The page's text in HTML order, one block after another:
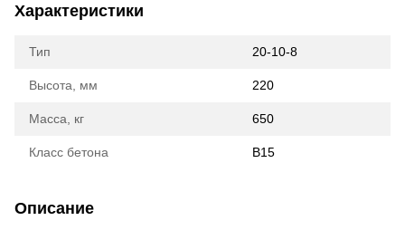
Характеристики
Тип 20-10-8
Высота, мм 220
Масса, кг 650
Класс бетона B15
Описание